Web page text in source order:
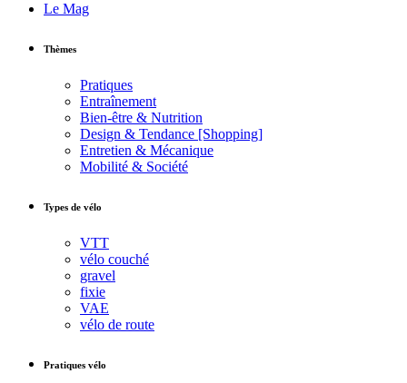
Le Mag
Thèmes
Pratiques
Entraînement
Bien-être & Nutrition
Design & Tendance [Shopping]
Entretien & Mécanique
Mobilité & Société
Types de vélo
VTT
vélo couché
gravel
fixie
VAE
vélo de route
Pratiques vélo